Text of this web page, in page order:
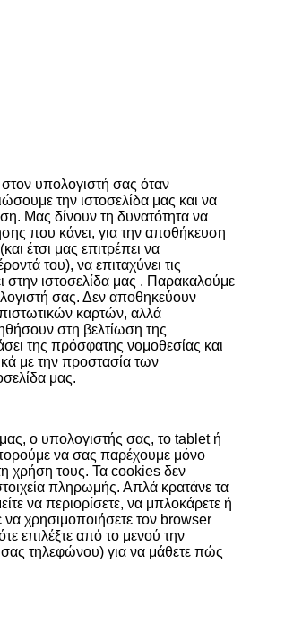
υπολογιστή σας όταν
την ιστοσελίδα μας και να
Μας δίνουν τη δυνατότητα να
που κάνει, για την αποθήκευση
έτσι μας επιτρέπει να
του), να επιταχύνει τις
στην ιστοσελίδα μας . Παρακαλούμε
σας. Δεν αποθηκεύουν
καρτών, αλλά
στη βελτίωση της
της πρόσφατης νομοθεσίας και
με την προστασία των
μας.
ο υπολογιστής σας, το tablet ή
να σας παρέχουμε μόνο
τη χρήση τους. Τα cookies δεν
πληρωμής. Απλά κρατάνε τα
να περιορίσετε, να μπλοκάρετε ή
να χρησιμοποιήσετε τον browser
επιλέξτε από το μενού την
σας τηλεφώνου) για να μάθετε πώς